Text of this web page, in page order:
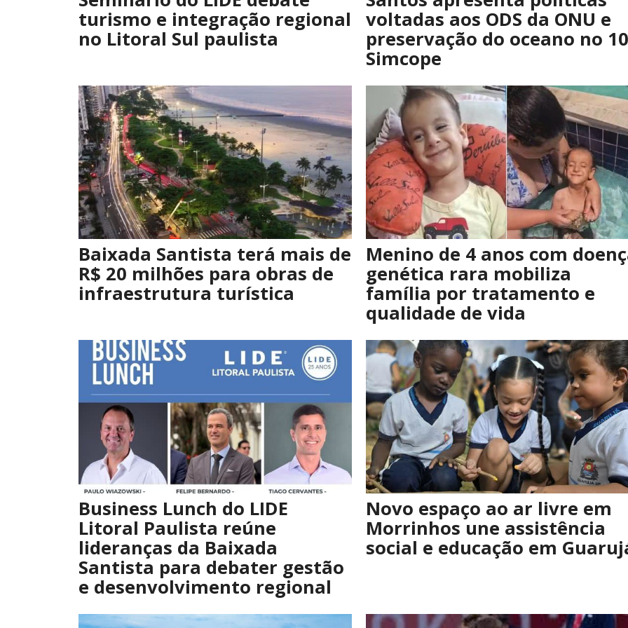
turismo e integração regional
no Litoral Sul paulista
voltadas aos ODS da ONU e
preservação do oceano no
Simcope
Baixada Santista terá mais de
R$ 20 milhões para obras de
infraestrutura turística
Menino de 4 anos com
genética rara mobiliza
família por tratamento e
qualidade de vida
Business Lunch do LIDE
Litoral Paulista reúne
lideranças da Baixada
Santista para debater gestão
e desenvolvimento regional
Novo espaço ao ar livre em
Morrinhos une assistência
social e educação em